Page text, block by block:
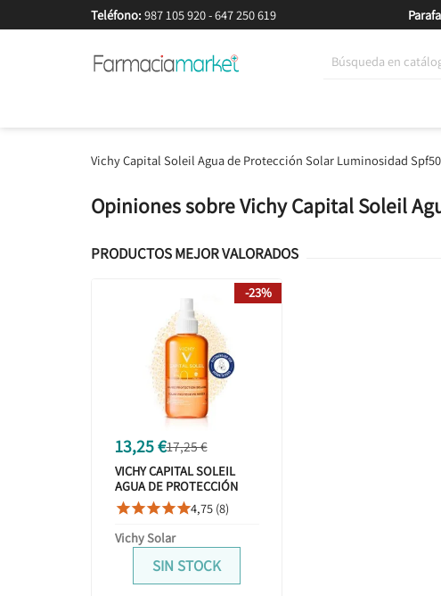
Teléfono: 987 105 920-647 250 619
Vichy Capital Soleil Agua de Protección Solar Luminosidad
Opiniones sobre Vichy Capital Soleil
PRODUCTOS MEJOR VALORADOS
13,25 €17,25 €
VICHY CAPITAL SOLEIL
AGUA DE PROTECCIÓN
SOLAR LUMINOSIDAD
SPF50 200ML
4,75 (8)
Vichy Solar
SIN STOCK
-23%